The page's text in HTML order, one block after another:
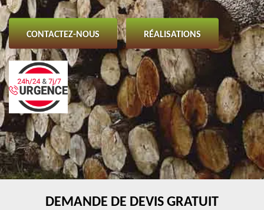
CONTACTEZ-NOUS RÉALISATIONS
DEMANDE DE DEVIS GRATUIT